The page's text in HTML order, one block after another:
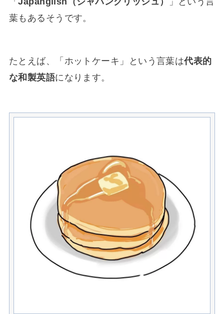
葉もあるそうです。
たとえば、「ホットケーキ」という言葉は代表的
な和製英語になります。